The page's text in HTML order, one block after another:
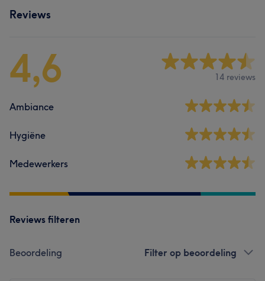
Reviews
4,6 14 reviews
Ambiance
Hygiëne
Medewerkers
Reviews filteren
Beoordeling Filter op beoordeling